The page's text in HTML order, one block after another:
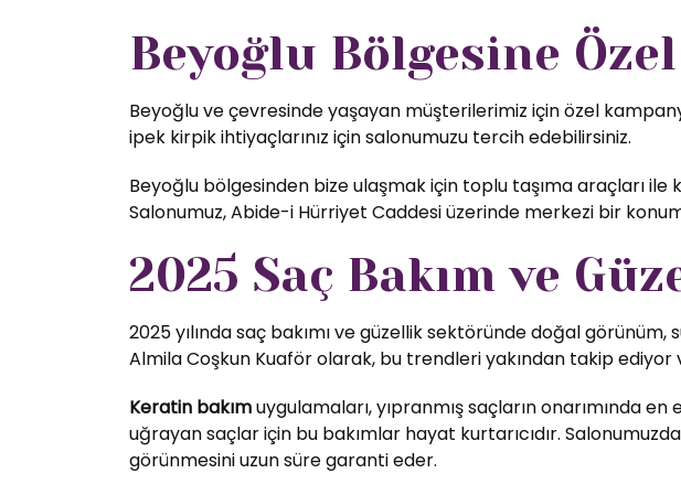
Beyoğlu Bölgesine
Beyoğlu ve çevresinde yaşayan müşterilerimiz için özel
ipek kirpik ihtiyaçlarınız için salonumuzu tercih edebilirsiniz.
Beyoğlu bölgesinden bize ulaşmak için toplu taşıma araçları
Salonumuz, Abide-i Hürriyet Caddesi üzerinde merkezi bir
2025 Saç Bakım ve
2025 yılında saç bakımı ve güzellik sektöründe doğal
Almila Coşkun Kuaför olarak, bu trendleri yakından takip
Keratin bakımuygulamaları, yıpranmış saçların onarımında
uğrayan saçlar için bu bakımlar hayat kurtarıcıdır.
görünmesini uzun süre garanti eder.